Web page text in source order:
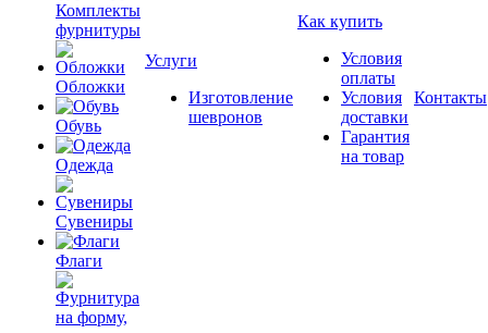
Комплекты
фурнитуры
Обложки
Обувь
Одежда
Сувениры
Флаги
Услуги
Изготовление
шевронов
Как купить
Условия
оплаты
Условия
доставки
Гарантия
на товар
Контакты